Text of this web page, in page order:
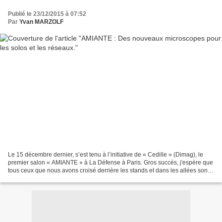
Publié le 23/12/2015 à 07:52
Par Yvan MARZOLF
Le 15 décembre dernier, s’est tenu à l’initiative de « Cedille » (Dimag), le
premier salon « AMIANTE » à La Défense à Paris. Gros succès, j'espère que
tous ceux que nous avons croisé derrière les stands et dans les allées sont